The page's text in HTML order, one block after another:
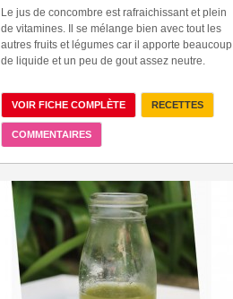
Le jus de concombre est rafraichissant et plein
de vitamines. Il se mélange bien avec tout les
autres fruits et légumes car il apporte beaucoup
de liquide et un peu de gout assez neutre.
VOIR FICHE COMPLÈTE RECETTES
COMMENTAIRES